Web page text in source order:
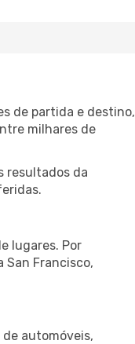
de partida e destino,
milhares de
resultados da
lugares. Por
San Francisco,
automóveis,